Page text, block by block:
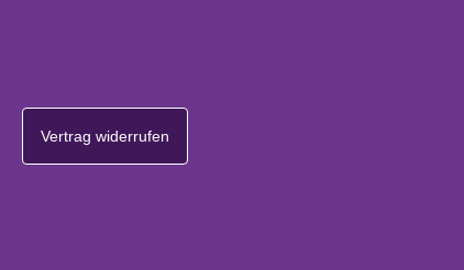
Vertrag widerrufen